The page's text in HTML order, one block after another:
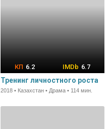
6.2 6.7
Тренинг личностного роста
2018 • Казахстан • Драма • 114 мин.